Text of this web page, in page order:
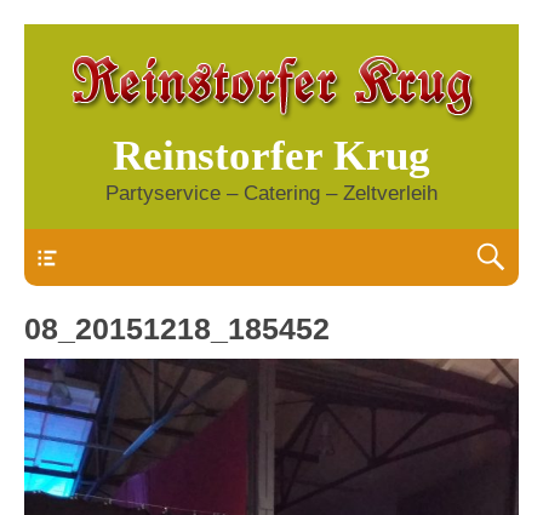
Reinstorfer Krug
Partyservice – Catering – Zeltverleih
08_20151218_185452